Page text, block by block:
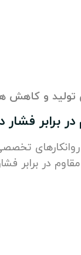
تولید و کاهش
برابر فشار
روانکارهای
در برابر